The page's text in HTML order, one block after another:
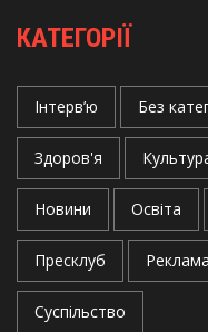
КАТЕГОРІЇ
Інтерв’ю Без
Здоров'я
Новини Освіта
Пресклуб Реклама
Суспільство